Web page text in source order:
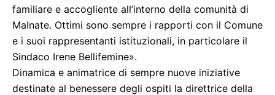
familiare e accogliente all’interno della comunità di
Malnate. Ottimi sono sempre i rapporti con il Comune
e i suoi rappresentanti istituzionali, in particolare il
Sindaco Irene Bellifemine».
Dinamica e animatrice di sempre nuove iniziative
destinate al benessere degli ospiti la direttrice della